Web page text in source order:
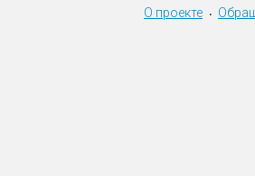
О проекте •